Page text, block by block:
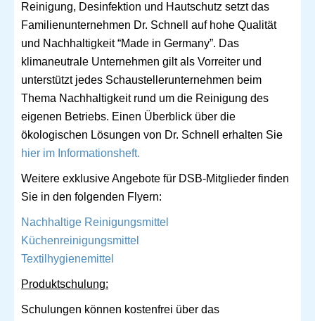
Reinigung, Desinfektion und Hautschutz setzt das
Familienunternehmen Dr. Schnell auf hohe Qualität
und Nachhaltigkeit “Made in Germany”. Das
klimaneutrale Unternehmen gilt als Vorreiter und
unterstützt jedes Schaustellerunternehmen beim
Thema Nachhaltigkeit rund um die Reinigung des
eigenen Betriebs. Einen Überblick über die
ökologischen Lösungen von Dr. Schnell erhalten Sie
hier im Informationsheft.
Weitere exklusive Angebote für DSB-Mitglieder finden
Sie in den folgenden Flyern:
Nachhaltige Reinigungsmittel
Küchenreinigungsmittel
Textilhygienemittel
Produktschulung:
Schulungen können kostenfrei über das